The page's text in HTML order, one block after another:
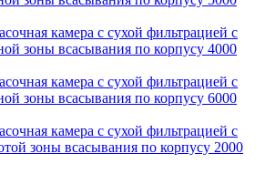
камера с сухой фильтрацией с
зоны всасывания по корпусу 4000
камера с сухой фильтрацией с
зоны всасывания по корпусу 6000
камера с сухой фильтрацией с
зоны всасывания по корпусу 2000